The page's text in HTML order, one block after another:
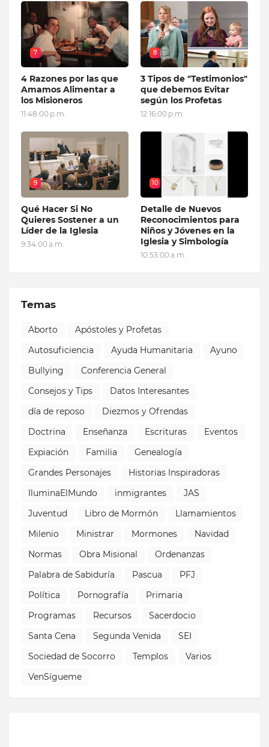
7
4 Razones por las que
Amamos Alimentar a
los Misioneros
11:48:00 p.m.
8
3 Tipos de "Testimonios"
que debemos Evitar
según los Profetas
12:16:00 p.m.
9
Qué Hacer Si No
Quieres Sostener a un
Líder de la Iglesia
9:34:00 a.m.
10
Detalle de Nuevos
Reconocimientos para
Niños y Jóvenes en la
Iglesia y Simbología
10:53:00 a.m.
Temas
Aborto
Apóstoles y Profetas
Autosuficiencia
Ayuda Humanitaria
Ayuno
Bullying
Conferencia General
Consejos y Tips
Datos Interesantes
día de reposo
Diezmos y Ofrendas
Doctrina
Enseñanza Escrituras
Eventos
Expiación
Familia
Genealogía
Grandes Personajes
Historias Inspiradoras
IluminaElMundo
inmigrantes
JAS
Juventud
Libro de Mormón
Llamamientos
Milenio
Ministrar Mormones
Navidad
Normas
Obra Misional
Ordenanzas
Palabra de Sabiduría
Pascua
PFJ
Política
Pornografía
Primaria
Programas
Recursos
Sacerdocio
Santa Cena
Segunda Venida
SEI
Sociedad de Socorro
Templos
Varios
VenSígueme